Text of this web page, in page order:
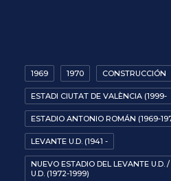
1969 1970 CONSTRUCCIÓN
ESTADI CIUTAT DE VALÈNCIA (1999-
ESTADIO ANTONIO ROMÁN (1969-
LEVANTE U.D. (1941 -
NUEVO ESTADIO DEL LEVANTE U.D.
U.D. (1972-1999)